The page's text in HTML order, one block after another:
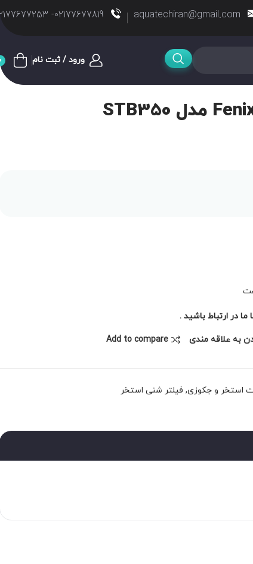
aquatechiran@gmail.com
02177677819- 02177677253
ورود / ثبت نام
در ارتباط باشید .
به علاقه مندی Add to compare
استخر و جکوزی, فیلتر شنی استخر